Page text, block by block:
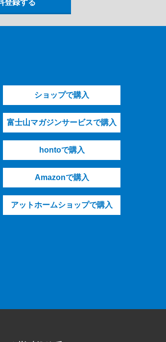
ショップで購入
富士山マガジンサービスで購入
hontoで購入
Amazonで購入
アットホームショップで購入